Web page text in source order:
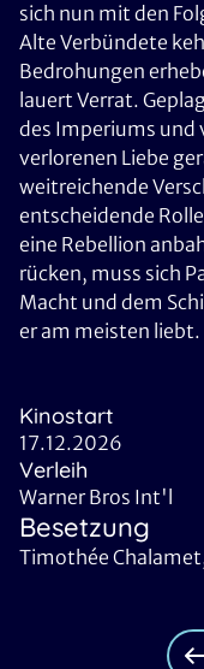
sich nun mit den
Alte Verbündete
Bedrohungen
lauert Verrat.
des Imperiums und
verlorenen Liebe
weitreichende
entscheidende
eine Rebellion
rücken, muss sich
Macht und dem
er am meisten liebt.
Kinostart
17.12.2026
Verleih
Warner Bros Int'l
Besetzung
Timothée